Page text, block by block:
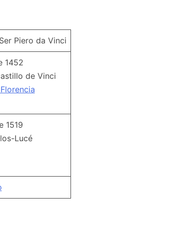
Piero da Vinci
1452
de Vinci
1519
Lucé